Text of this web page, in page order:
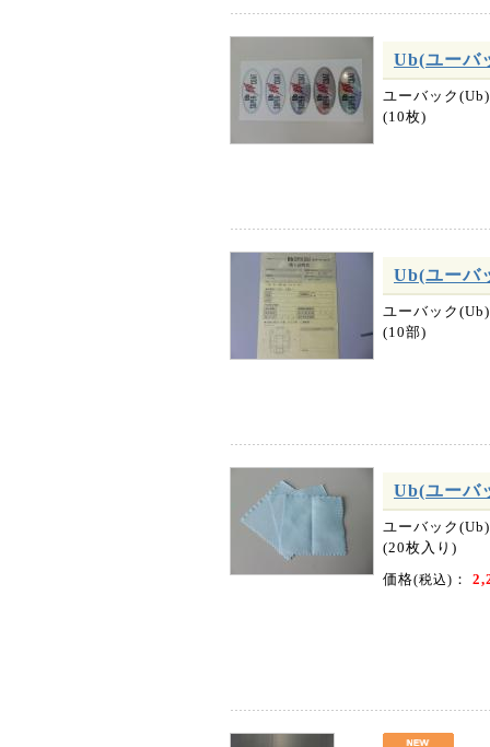
Ub(ユーバ
ユーバック
(10枚)
Ub(ユーバ
ユーバック
(10部)
Ub(ユーバ
ユーバック
(20枚入り)
価格(税込) ：